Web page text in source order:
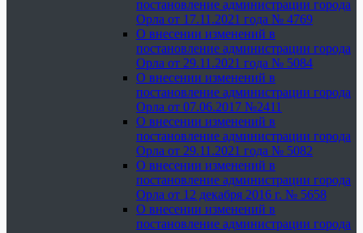
постановление администрации города
Орла от 17.11.2021 года № 4769
О внесении изменений в
постановление администрации города
Орла от 29.11.2021 года № 5084
О внесении изменений в
постановление администрации города
Орла от 07.06.2017 №2411
О внесении изменений в
постановление администрации города
Орла от 29.11.2021 года № 5082
О внесении изменений в
постановление администрации города
Орла от 12 декабря 2016 г. № 5658
О внесении изменений в
постановление администрации города